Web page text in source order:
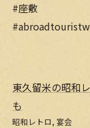
#座敷
東久留米の昭和
も
昭和レトロ 宴会